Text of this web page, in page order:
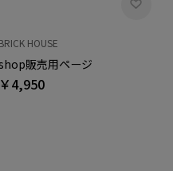
BRICK HOUSE
販売用ページ
￥4,950